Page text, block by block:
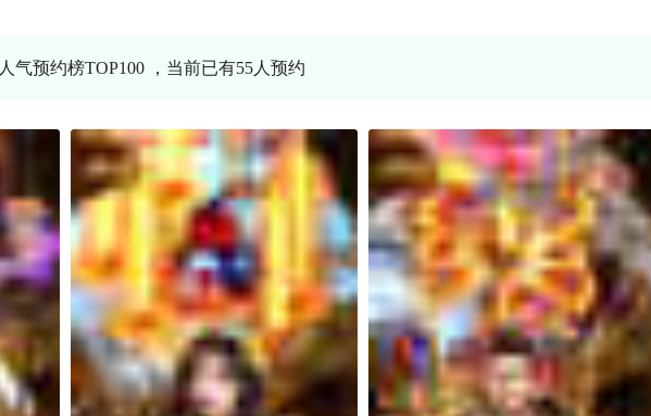
人气预约榜TOP100 ，当前已有55人预约